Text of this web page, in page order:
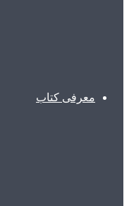
معرفی کتاب